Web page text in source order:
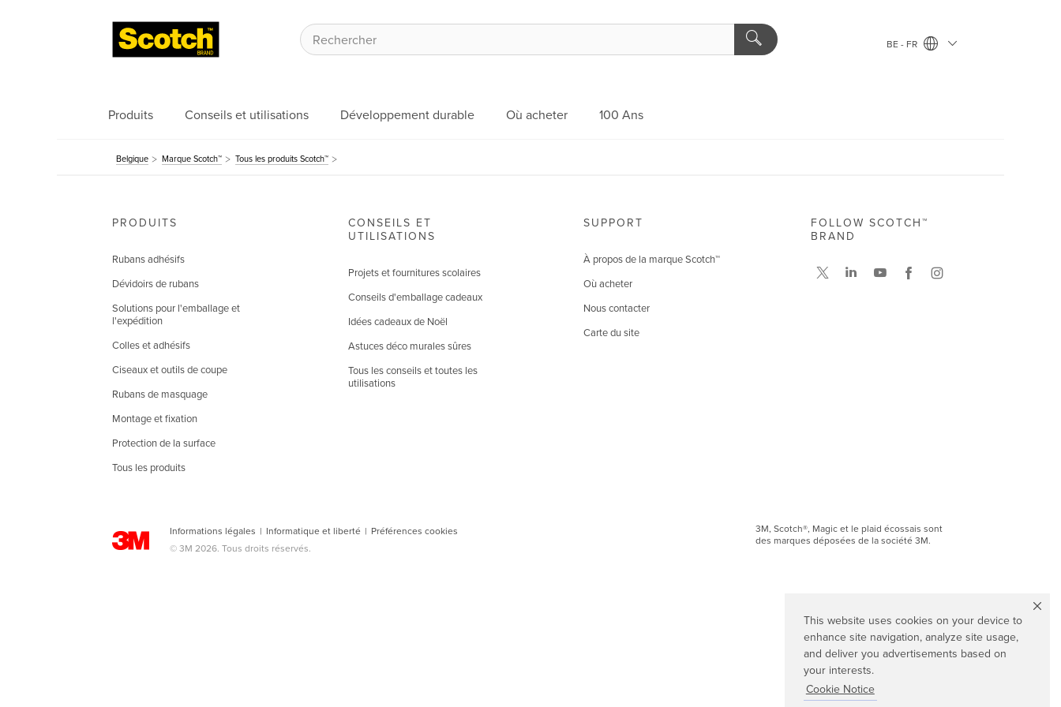
This website uses cookies on your device to
enhance site navigation, analyze site usage,
and deliver you advertisements based on
your interests.
Cookie Notice
BE - FR
Produits Conseils et utilisations Développement durable Où acheter 100 Ans
Belgique Marque Scotch™ Tous les produits Scotch™
PRODUITS
Rubans adhésifs
Dévidoirs de rubans
Solutions pour l'emballage et
l'expédition
Colles et adhésifs
Ciseaux et outils de coupe
Rubans de masquage
Montage et fixation
Protection de la surface
Tous les produits
CONSEILS ET
UTILISATIONS
Projets et fournitures scolaires
Conseils d'emballage cadeaux
Idées cadeaux de Noël
Astuces déco murales sûres
Tous les conseils et toutes les
utilisations
SUPPORT
À propos de la marque Scotch™
Où acheter
Nous contacter
Carte du site
Informations légales | Informatique et liberté | Préférences cookies
© 3M 2026. Tous droits réservés.
FOLLOW SCOTCH™
BRAND
3M, Scotch®, Magic et le plaid écossais sont
des marques déposées de la société 3M.